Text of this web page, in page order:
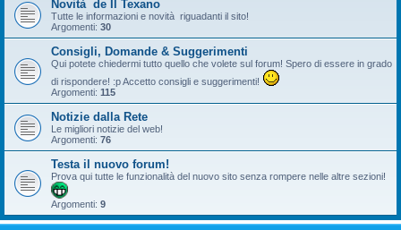
Novità de Il Texano
Tutte le informazioni e novità riguadanti il sito!
Argomenti: 30
Consigli, Domande & Suggerimenti
Qui potete chiedermi tutto quello che volete sul forum! Spero di essere in grado
di rispondere! :p Accetto consigli e suggerimenti!
Argomenti: 115
Notizie dalla Rete
Le migliori notizie del web!
Argomenti: 76
Testa il nuovo forum!
Prova qui tutte le funzionalità del nuovo sito senza rompere nelle altre sezioni!
Argomenti: 9